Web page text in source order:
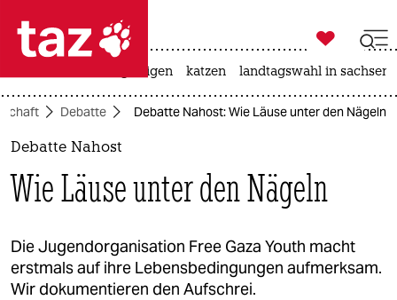
 taz zahl ich
taz zahl ich
politik
öko
gesellschaft

taz zahl ich
bergsteigen katzen landtagswahl in
Debatte Debatte Nahost: Wie Läuse unter den Nägeln
Debatte Nahost
Wie Läuse unter den Nägeln
Die Jugendorganisation Free Gaza Youth macht
erstmals auf ihre Lebensbedingungen aufmerksam.
Wir dokumentieren den Aufschrei.